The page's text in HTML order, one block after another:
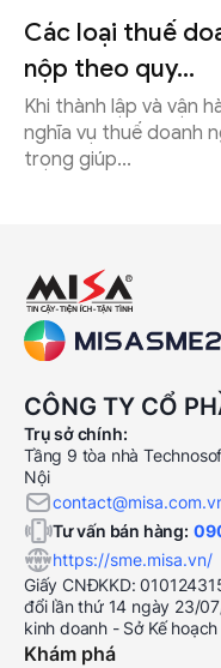
Các loại thuế
nộp theo quy...
Khi thành lập và vận
nghĩa vụ thuế doanh
trọng giúp...
CÔNG TY CỔ
Trụ sở chính:
Tầng 9 tòa nhà
Nội
Tư vấn bán hàng:
https://sme.misa.vn/
Giấy CNĐKKD:
đổi lần thứ 14 ngày 23/
kinh doanh - Sở Kế
Khám phá